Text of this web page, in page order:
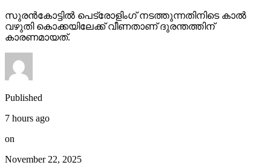
സുരന്‍കോട്ടില്‍ പെട്രോളിംഗ് നടത്തുന്നതിനിടെ കാല്‍
വഴുതി കൊക്കയിലേക്ക് വീണതാണ് ദുരന്തത്തിന്
കാരണമായത്.
Published
7 hours ago
on
November 22, 2025